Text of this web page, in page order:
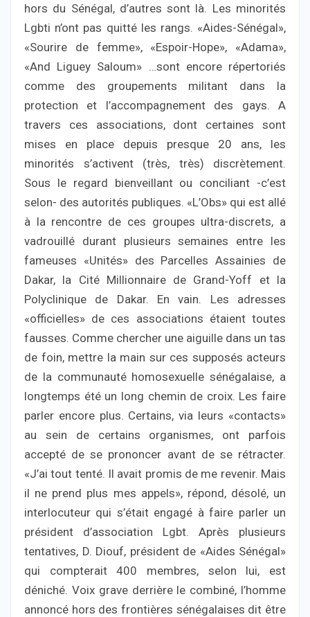
hors du Sénégal, d’autres sont là. Les minorités
Lgbti n’ont pas quitté les rangs. «Aides-Sénégal»,
«Sourire de femme», «Espoir-Hope», «Adama»,
«And Liguey Saloum» …sont encore répertoriés
comme des groupements militant dans la
protection et l’accompagnement des gays. A
travers ces associations, dont certaines sont
mises en place depuis presque 20 ans, les
minorités s’activent (très, très) discrètement.
Sous le regard bienveillant ou conciliant -c’est
selon- des autorités publiques. «L’Obs» qui est allé
à la rencontre de ces groupes ultra-discrets, a
vadrouillé durant plusieurs semaines entre les
fameuses «Unités» des Parcelles Assainies de
Dakar, la Cité Millionnaire de Grand-Yoff et la
Polyclinique de Dakar. En vain. Les adresses
«officielles» de ces associations étaient toutes
fausses. Comme chercher une aiguille dans un tas
de foin, mettre la main sur ces supposés acteurs
de la communauté homosexuelle sénégalaise, a
longtemps été un long chemin de croix. Les faire
parler encore plus. Certains, via leurs «contacts»
au sein de certains organismes, ont parfois
accepté de se prononcer avant de se rétracter.
«J’ai tout tenté. Il avait promis de me revenir. Mais
il ne prend plus mes appels», répond, désolé, un
interlocuteur qui s’était engagé à faire parler un
président d’association Lgbt. Après plusieurs
tentatives, D. Diouf, président de «Aides Sénégal»
qui compterait 400 membres, selon lui, est
déniché. Voix grave derrière le combiné, l’homme
annoncé hors des frontières sénégalaises dit être